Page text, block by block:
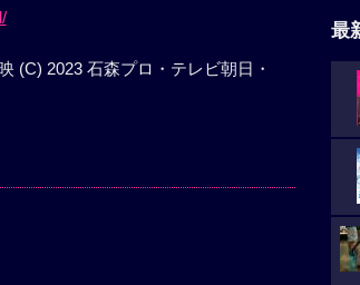
(C) 2023 石森プロ・テレビ朝日・
最